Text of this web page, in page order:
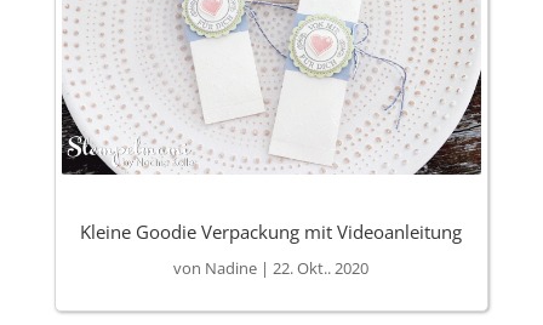
Kleine Goodie Verpackung mit Videoanleitung
von Nadine |22. Okt.. 2020